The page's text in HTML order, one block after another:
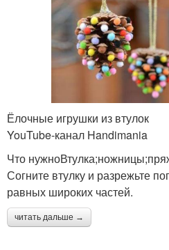
Ёлочные игрушки из втулок
YouTube‑канал Handimania
Что
Согните втулку и разрежьте
равных широких частей.
читать дальше →